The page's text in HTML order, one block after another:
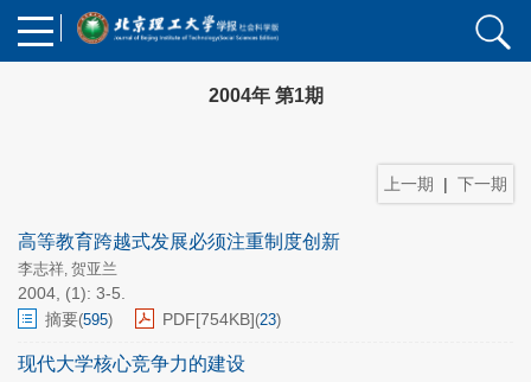
2004年 第1期
上一期 | 下一期
高等教育跨越式发展必须注重制度创新
李志祥, 贺亚兰
2004, (1): 3-5.
摘要(595) PDF[754KB](23)
现代大学核心竞争力的建设